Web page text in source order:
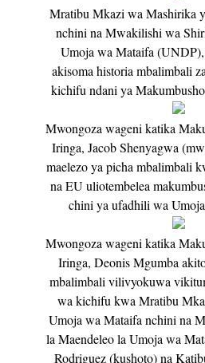
Mratibu Mkazi wa Mashirika
nchini na Mwakilishi wa
Umoja wa Mataifa
akisoma historia mbalimbali
kichifu ndani ya
Mwongoza wageni katika
Iringa, Jacob Shenyagwa
maelezo ya picha mbalimbali
na EU uliotembelea
chini ya ufadhili wa
Mwongoza wageni katika
Iringa, Deonis Mgumba
mbalimbali vilivyokuwa
wa kichifu kwa Mratibu
Umoja wa Mataifa nchini na
la Maendeleo la Umoja wa
Rodriguez (kushoto) na